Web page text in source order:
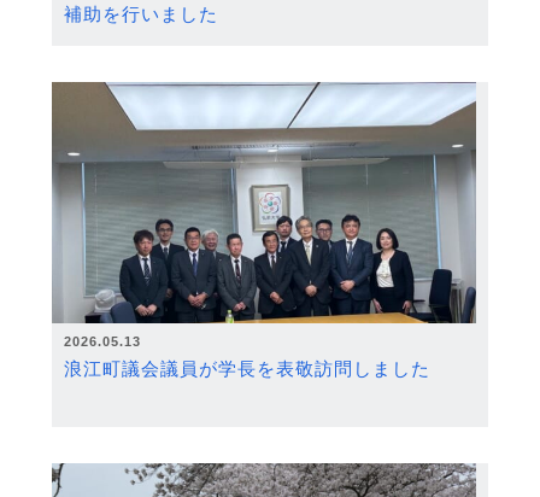
補助を行いました
2026.05.13
浪江町議会議員が学長を表敬訪問しました